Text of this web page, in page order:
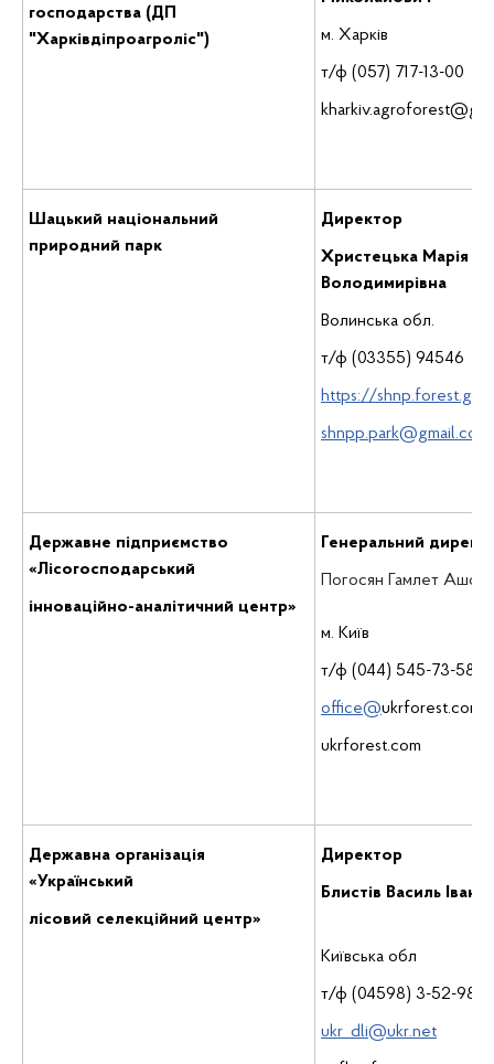
господарства (ДП
"Харківдіпроагроліс")
м. Харків
т/ф (057) 717-13-00
Шацький національний
природний парк
Директор
Христецька Марія
Володимирівна
Волинська обл.
т/ф (03355) 94546
https://
shnpp.park@gmail.com
Державне підприємство
«Лісогосподарський
інноваційно-аналітичний центр»
Генеральний
Погосян Гамлет
м. Київ
т/ф (044) 545-73-58
office@ukrforest.com
ukrforest.com
Державна організація
«Український
лісовий селекційний центр»
Директор
Блистів Василь
Київська обл
т/ф (04598) 3-52-98
ukr_dli@ukr.net